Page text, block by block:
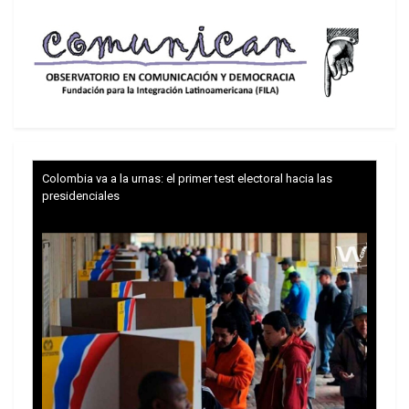
Un arma de guerra sofisticada que utiliza la
exhalación de la víctima para provocar un colapso
circulatorio. Hasta que la presión interrumpe el
flujo sanguíneo, que deja de regresar al corazón e
irrigar el cerebro. No es asfixia, sino más bien un
desmayo debido a la falta de circulación cerebral.
Colombia va a la urnas: el primer test electoral hacia las
presidenciales